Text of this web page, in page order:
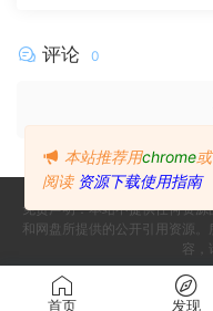
评论 0
免责声明：本站不提供任何资
和网盘所提供的公开引用资源
容，
Copyright © 2024 Since
首页 发现
本站推荐用chrome
阅读 资源下载使用指南